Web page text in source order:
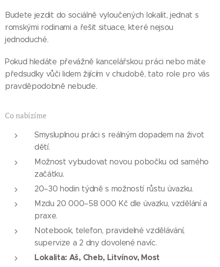
Budete jezdit do sociálně vyloučených lokalit, jednat s
romskými rodinami a řešit situace, které nejsou
jednoduché.
Pokud hledáte převážně kancelářskou práci nebo máte
předsudky vůči lidem žijícím v chudobě, tato role pro vás
pravděpodobně nebude.
Co nabízíme
Smysluplnou práci s reálným dopadem na život
dětí.
Možnost vybudovat novou pobočku od samého
začátku.
20–30 hodin týdně s možností růstu úvazku.
Mzdu 20 000–58 000 Kč dle úvazku, vzdělání a
praxe.
Notebook, telefon, pravidelné vzdělávání,
supervize a 2 dny dovolené navíc.
Lokalita: Aš, Cheb, Litvínov, Most